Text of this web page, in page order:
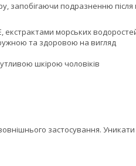
запобігаючи подразненню
морських
та здоровою на вигляд
шкірою чоловіків
застосування.